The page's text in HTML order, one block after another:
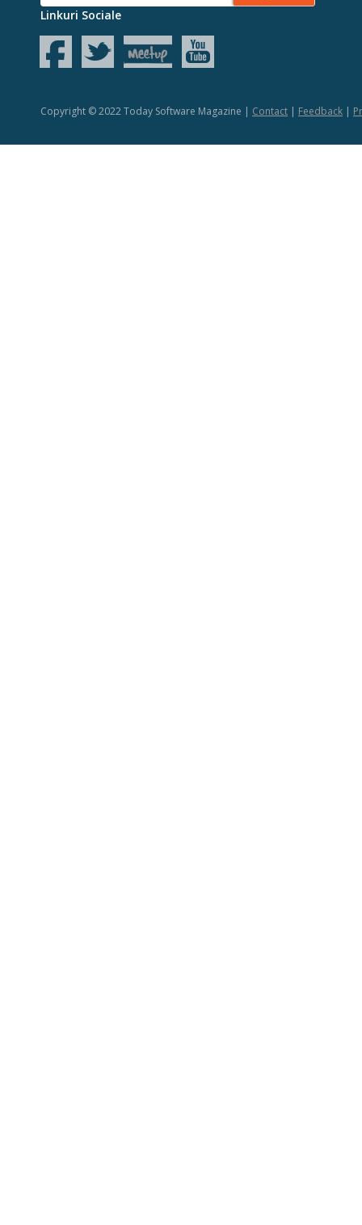
Linkuri Sociale
Copyright © 2022 Today Software Magazine | Contact | Feedback |